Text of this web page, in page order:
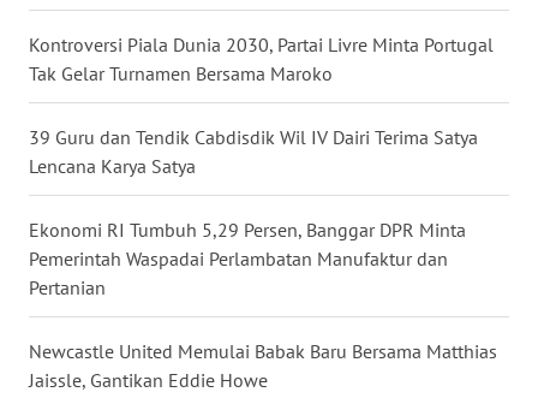
Kontroversi Piala Dunia 2030, Partai Livre Minta Portugal
Tak Gelar Turnamen Bersama Maroko
39 Guru dan Tendik Cabdisdik Wil IV Dairi Terima Satya
Lencana Karya Satya
Ekonomi RI Tumbuh 5,29 Persen, Banggar DPR Minta
Pemerintah Waspadai Perlambatan Manufaktur dan
Pertanian
Newcastle United Memulai Babak Baru Bersama Matthias
Jaissle, Gantikan Eddie Howe
LAMPUNG
JATENG
NUSANTARA
WN
JOGJA
WN